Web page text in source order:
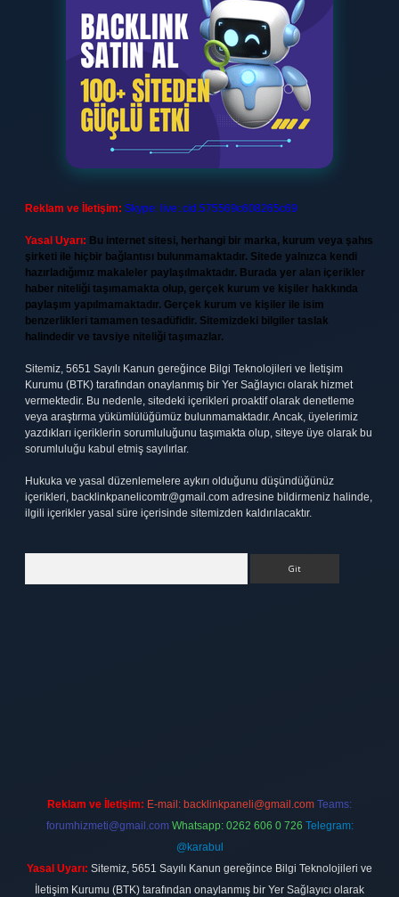
Reklam ve İletişim: Skype: live:.cid.575569c608265c69
Yasal Uyarı: Bu internet sitesi, herhangi bir marka, kurum veya şahıs
şirketi ile hiçbir bağlantısı bulunmamaktadır. Sitede yalnızca kendi
hazırladığımız makaleler paylaşılmaktadır. Burada yer alan içerikler
haber niteliği taşımamakta olup, gerçek kurum ve kişiler hakkında
paylaşım yapılmamaktadır. Gerçek kurum ve kişiler ile isim
benzerlikleri tamamen tesadüfidir. Sitemizdeki bilgiler taslak
halindedir ve tavsiye niteliği taşımazlar.
Sitemiz, 5651 Sayılı Kanun gereğince Bilgi Teknolojileri ve İletişim
Kurumu (BTK) tarafından onaylanmış bir Yer Sağlayıcı olarak hizmet
vermektedir. Bu nedenle, sitedeki içerikleri proaktif olarak denetleme
veya araştırma yükümlülüğümüz bulunmamaktadır. Ancak, üyelerimiz
yazdıkları içeriklerin sorumluluğunu taşımakta olup, siteye üye olarak bu
sorumluluğu kabul etmiş sayılırlar.
Hukuka ve yasal düzenlemelere aykırı olduğunu düşündüğünüz
içerikleri, backlinkpanelicomtr@gmail.com adresine bildirmeniz halinde,
ilgili içerikler yasal süre içerisinde sitemizden kaldırılacaktır.
Reklam ve İletişim: E-mail: backlinkpaneli@gmail.com Teams:
forumhizmeti@gmail.com Whatsapp: 0262 606 0 726 Telegram:
@karabul
Yasal Uyarı: Sitemiz, 5651 Sayılı Kanun gereğince Bilgi Teknolojileri ve
İletişim Kurumu (BTK) tarafından onaylanmış bir Yer Sağlayıcı olarak